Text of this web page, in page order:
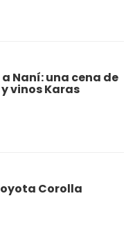
Naní: una cena de
vinos Karas
Corolla